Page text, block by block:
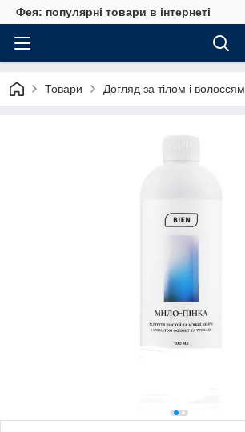
Фея: популярні товари в інтернеті
Товари Догляд за тілом і волоссям